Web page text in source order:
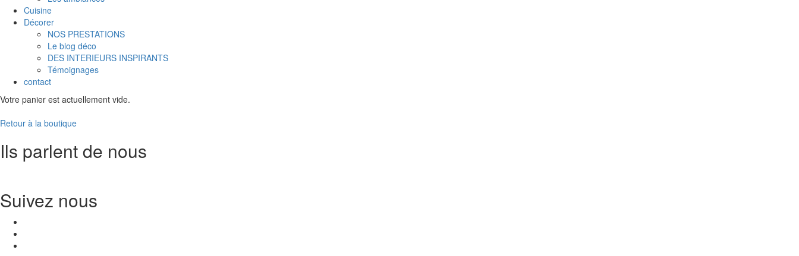
Cuisine
Décorer
NOS PRESTATIONS
Le blog déco
DES INTERIEURS INSPIRANTS
Témoignages
contact
Votre panier est actuellement vide.
Retour à la boutique
Ils parlent de nous
Suivez nous